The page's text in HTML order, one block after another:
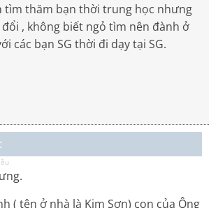
tìm thăm bạn thời trung học nhưng
, không biết ngỏ tìm nên đành ở
các bạn SG thời đi dạy tại SG.
( tên ở nhà là Kim Sơn) con của Ông